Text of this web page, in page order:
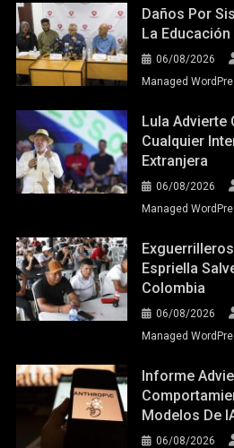
Daños Por
La
06/08/2026
Managed
Lula Advierte
Cualquier
Extranjera
06/08/2026
Managed
Espriella
Colombia
06/08/2026
Managed
Informe
Modelos De
06/08/2026